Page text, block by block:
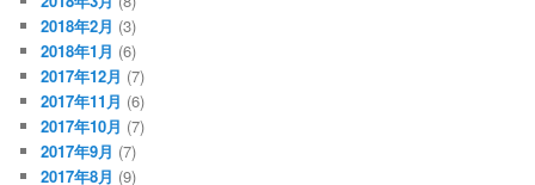
2018年2月 (3)
2018年1月 (6)
2017年12月 (7)
2017年11月 (6)
2017年10月 (7)
2017年9月 (7)
2017年8月 (9)